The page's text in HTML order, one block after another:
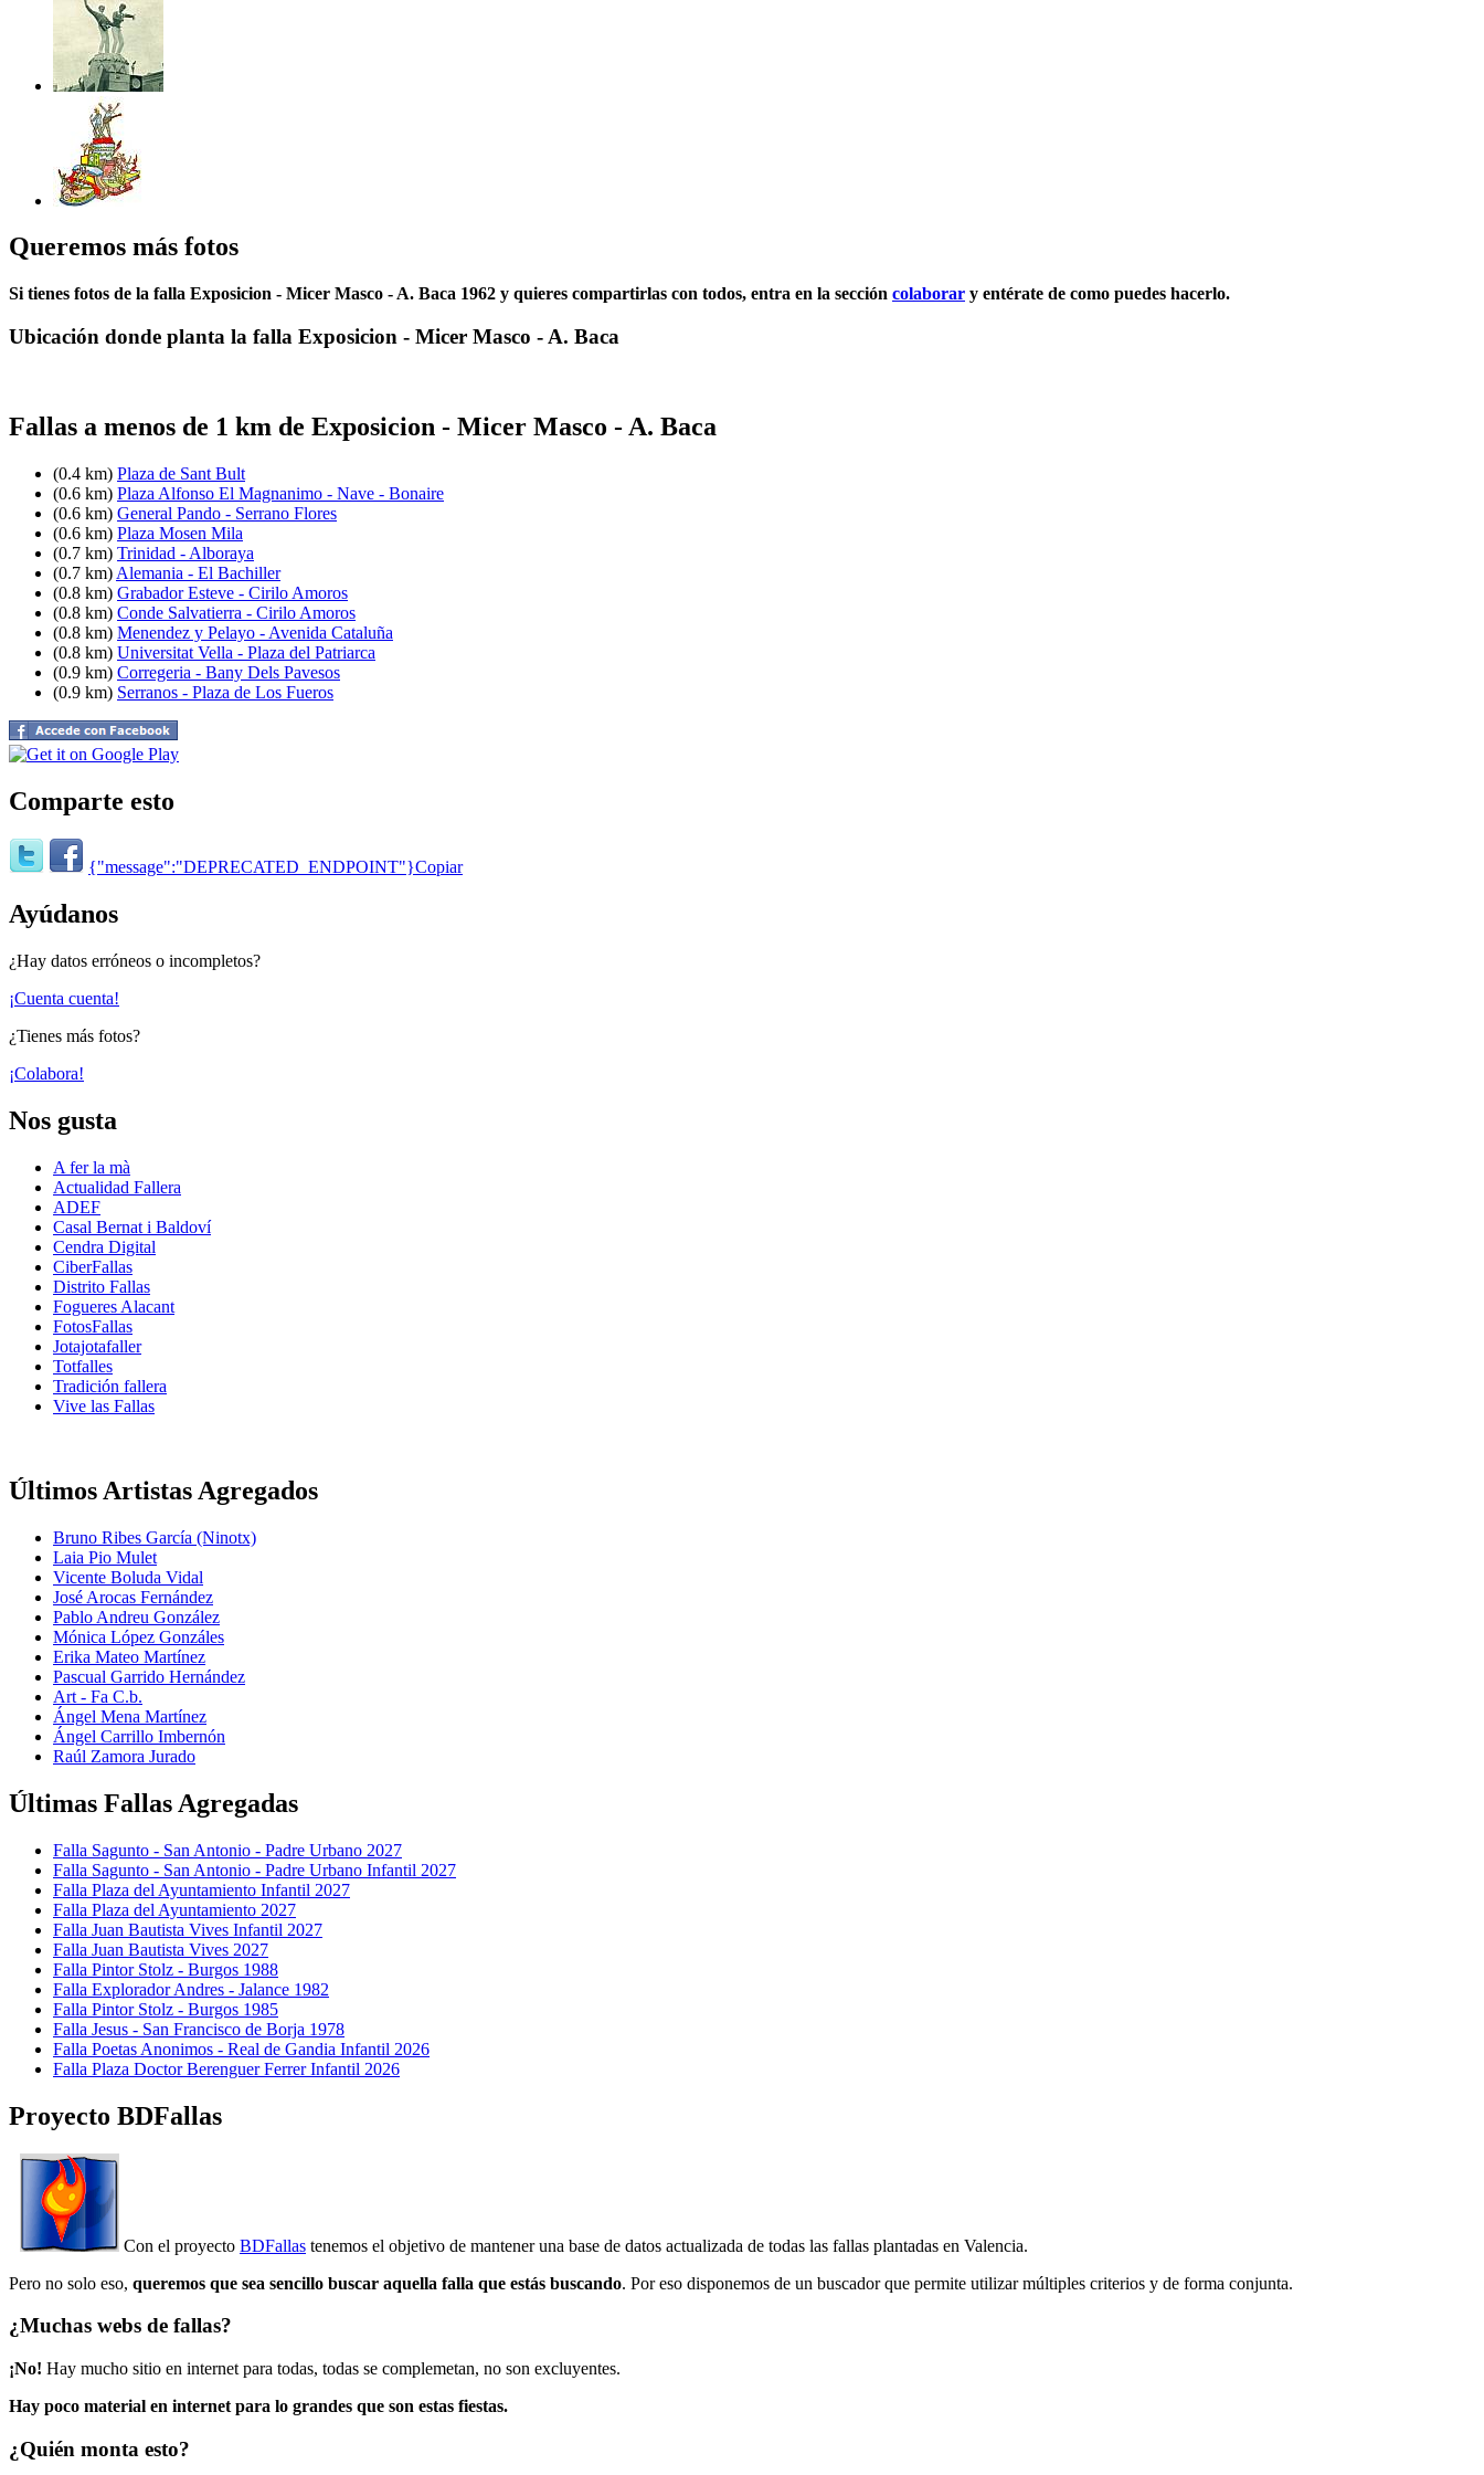
Queremos más fotos
Si tienes fotos de la falla Exposicion - Micer Masco - A. Baca 1962 y quieres compartirlas con todos, entra en la sección colaborar y entérate de como puedes hacerlo.
Ubicación donde planta la falla Exposicion - Micer Masco - A. Baca
Fallas a menos de 1 km de Exposicion - Micer Masco - A. Baca
(0.4 km) Plaza de Sant Bult
(0.6 km) Plaza Alfonso El Magnanimo - Nave - Bonaire
(0.6 km) General Pando - Serrano Flores
(0.6 km) Plaza Mosen Mila
(0.7 km) Trinidad - Alboraya
(0.7 km) Alemania - El Bachiller
(0.8 km) Grabador Esteve - Cirilo Amoros
(0.8 km) Conde Salvatierra - Cirilo Amoros
(0.8 km) Menendez y Pelayo - Avenida Cataluña
(0.8 km) Universitat Vella - Plaza del Patriarca
(0.9 km) Corregeria - Bany Dels Pavesos
(0.9 km) Serranos - Plaza de Los Fueros
Comparte esto
{"message":"DEPRECATED_ENDPOINT"}Copiar
Ayúdanos
¿Hay datos erróneos o incompletos?
¡Cuenta cuenta!
¿Tienes más fotos?
¡Colabora!
Nos gusta
A fer la mà
Actualidad Fallera
ADEF
Casal Bernat i Baldoví
Cendra Digital
CiberFallas
Distrito Fallas
Fogueres Alacant
FotosFallas
Jotajotafaller
Totfalles
Tradición fallera
Vive las Fallas
Últimos Artistas Agregados
Bruno Ribes García (Ninotx)
Laia Pio Mulet
Vicente Boluda Vidal
José Arocas Fernández
Pablo Andreu González
Mónica López Gonzáles
Erika Mateo Martínez
Pascual Garrido Hernández
Art - Fa C.b.
Ángel Mena Martínez
Ángel Carrillo Imbernón
Raúl Zamora Jurado
Últimas Fallas Agregadas
Falla Sagunto - San Antonio - Padre Urbano 2027
Falla Sagunto - San Antonio - Padre Urbano Infantil 2027
Falla Plaza del Ayuntamiento Infantil 2027
Falla Plaza del Ayuntamiento 2027
Falla Juan Bautista Vives Infantil 2027
Falla Juan Bautista Vives 2027
Falla Pintor Stolz - Burgos 1988
Falla Explorador Andres - Jalance 1982
Falla Pintor Stolz - Burgos 1985
Falla Jesus - San Francisco de Borja 1978
Falla Poetas Anonimos - Real de Gandia Infantil 2026
Falla Plaza Doctor Berenguer Ferrer Infantil 2026
Proyecto BDFallas
Con el proyecto BDFallas tenemos el objetivo de mantener una base de datos actualizada de todas las fallas plantadas en Valencia.
Pero no solo eso, queremos que sea sencillo buscar aquella falla que estás buscando. Por eso disponemos de un buscador que permite utilizar múltiples criterios y de forma conjunta.
¿Muchas webs de fallas?
¡No! Hay mucho sitio en internet para todas, todas se complemetan, no son excluyentes.
Hay poco material en internet para lo grandes que son estas fiestas.
¿Quién monta esto?